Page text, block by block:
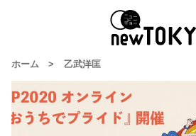
ホーム > ⼄武洋匡